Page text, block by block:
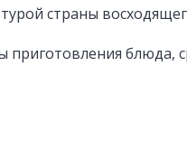
страны
приготовления блюда,